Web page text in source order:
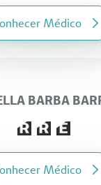
Médico
BARBA
Médico